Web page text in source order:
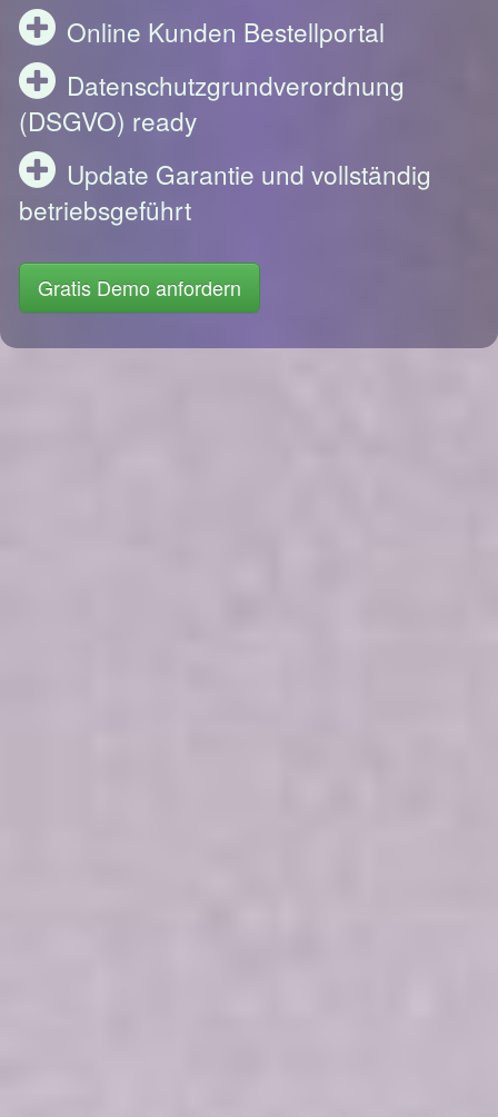
Online Kunden Bestellportal
Datenschutzgrundverordnung
(DSGVO) ready
Update Garantie und vollständig
betriebsgeführt
Gratis Demo anfordern